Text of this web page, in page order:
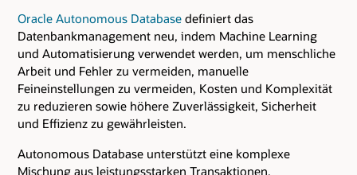
Oracle Autonomous Database definiert das
Datenbankmanagement neu, indem Machine Learning
und Automatisierung verwendet werden, um menschliche
Arbeit und Fehler zu vermeiden, manuelle
Feineinstellungen zu vermeiden, Kosten und Komplexität
zu reduzieren sowie höhere Zuverlässigkeit, Sicherheit
und Effizienz zu gewährleisten.
Autonomous Database unterstützt eine komplexe
Mischung aus leistungsstarken Transaktionen,